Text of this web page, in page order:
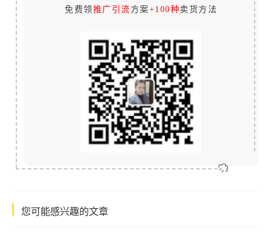
免费领 推广引流 方案+100种卖货方法
您可能感兴趣的文章